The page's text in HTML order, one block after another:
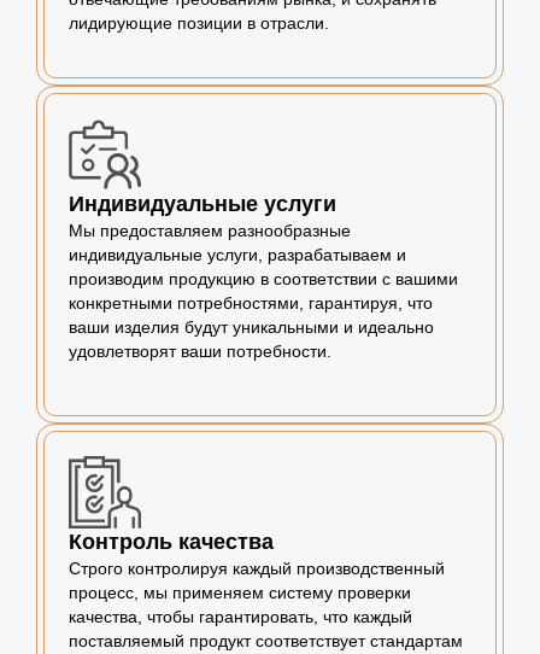
лидирующие позиции в отрасли.
Индивидуальные услуги
Мы предоставляем разнообразные
индивидуальные услуги, разрабатываем и
производим продукцию в соответствии с вашими
конкретными потребностями, гарантируя, что
ваши изделия будут уникальными и идеально
удовлетворят ваши потребности.
Контроль качества
Строго контролируя каждый производственный
процесс, мы применяем систему проверки
качества, чтобы гарантировать, что каждый
поставляемый продукт соответствует стандартам